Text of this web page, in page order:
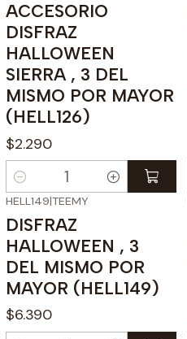
ACCESORIO
DISFRAZ
HALLOWEEN
SIERRA , 3 DEL
MISMO POR MAYOR
(HELL126)
$2.290
Cantidad
HELL149|TEEMY
DISFRAZ
HALLOWEEN , 3
DEL MISMO POR
MAYOR (HELL149)
$6.390